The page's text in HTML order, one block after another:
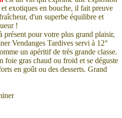
exotiques en bouche, il fait preuve
d'un superbe équilibre et
!
présent pour votre plus grand plaisir,
Vendanges Tardives servi à 12°
un apéritif de très grande classe.
foie gras chaud ou froid et se déguste
en goût ou des desserts. Grand